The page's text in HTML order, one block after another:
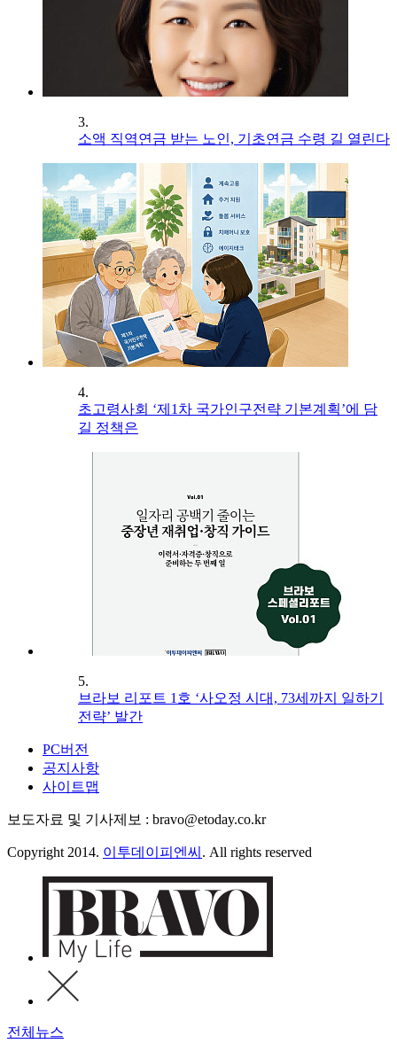
3.
소액 직역연금 받는 노인, 기초연금 수령 길 열린다
4.
초고령사회 ‘제1차 국가인구전략 기본계획’에 담
길 정책은
5.
브라보 리포트 1호 ‘사오정 시대, 73세까지 일하기
전략’ 발간
PC버전
공지사항
사이트맵
보도자료 및 기사제보 : bravo@etoday.co.kr
Copyright 2014. 이투데이피엔씨 . All rights reserved
전체뉴스